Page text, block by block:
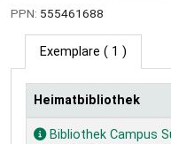
PPN: 555461688
Exemplare ( 1 )
Exemplare
Heimatbibliothek
Bibliothek Campus